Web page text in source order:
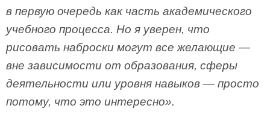
в первую очередь как часть академического
учебного процесса. Но я уверен, что
рисовать наброски могут все желающие —
вне зависимости от образования, сферы
деятельности или уровня навыков — просто
потому, что это интересно».